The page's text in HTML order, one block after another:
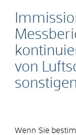
von
Wenn Sie